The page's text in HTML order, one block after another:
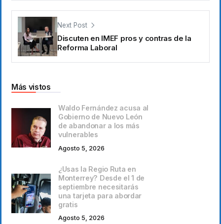
Next Post
Discuten en IMEF pros y contras de la
Reforma Laboral
Más vistos
Waldo Fernández acusa al
Gobierno de Nuevo León
de abandonar a los más
vulnerables
Agosto 5, 2026
¿Usas la Regio Ruta en
Monterrey? Desde el 1 de
septiembre necesitarás
una tarjeta para abordar
gratis
Agosto 5, 2026